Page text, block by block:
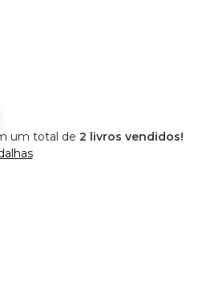
um total de 2 livros vendidos!